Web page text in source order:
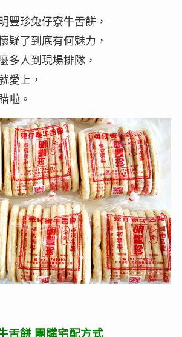
豐珍兔仔寮牛舌餅，
疑了到底有何魅力，
多人到現場排隊，
愛上，
啦。
舌餅 團購宅配方式